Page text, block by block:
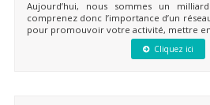
Aujourd’hui, nous sommes un
comprenez donc l’importance d’un
pour promouvoir votre activité, mettre en
Cliquez ici